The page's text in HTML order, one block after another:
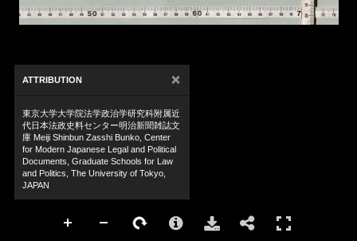
ATTRIBUTION ×
東京大学大学院法学政治学研究科附属近
代日本法政史料センター明治新聞雑誌文
庫 Meiji Shinbun Zasshi Bunko, Center
for Modern Japanese Legal and Political
Documents, Graduate Schools for Law
and Politics, The University of Tokyo,
JAPAN